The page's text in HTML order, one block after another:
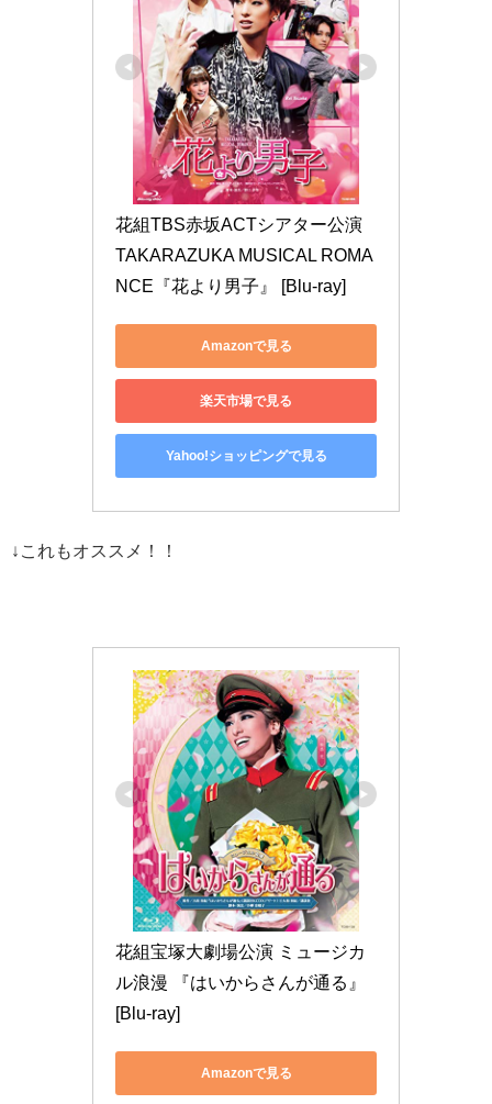
花組TBS赤坂ACTシアター公演
TAKARAZUKA MUSICAL ROMA
NCE『花より男子』 [Blu-ray]
Amazonで見る
楽天市場で見る
Yahoo!ショッピングで見る
↓これもオススメ！！
花組宝塚大劇場公演 ミュージカ
ル浪漫 『はいからさんが通る』
[Blu-ray]
Amazonで見る